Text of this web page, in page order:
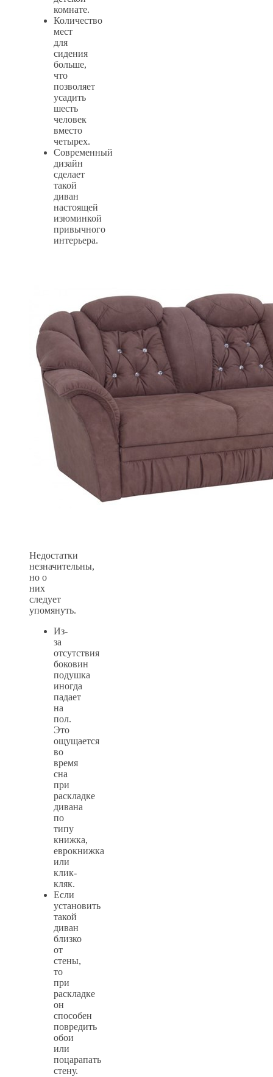
комнате.
Количество
мест
для
сидения
больше,
что
позволяет
усадить
шесть
человек
вместо
четырех.
Современный
дизайн
сделает
такой
диван
настоящей
изюминкой
привычного
интерьера.
Недостатки
незначительны,
но о
них
следует
упомянуть.
Из-
за
отсутствия
боковин
подушка
иногда
падает
на
пол.
Это
ощущается
во
время
сна
при
раскладке
дивана
по
типу
книжка,
еврокнижка
или
клик-
кляк.
Если
установить
такой
диван
близко
от
стены,
то
при
раскладке
он
способен
повредить
обои
или
поцарапать
стену.